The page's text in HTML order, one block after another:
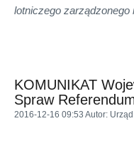
lotniczego zarządzonego
KOMUNIKAT
Spraw
2016-12-16 09:53 Autor: